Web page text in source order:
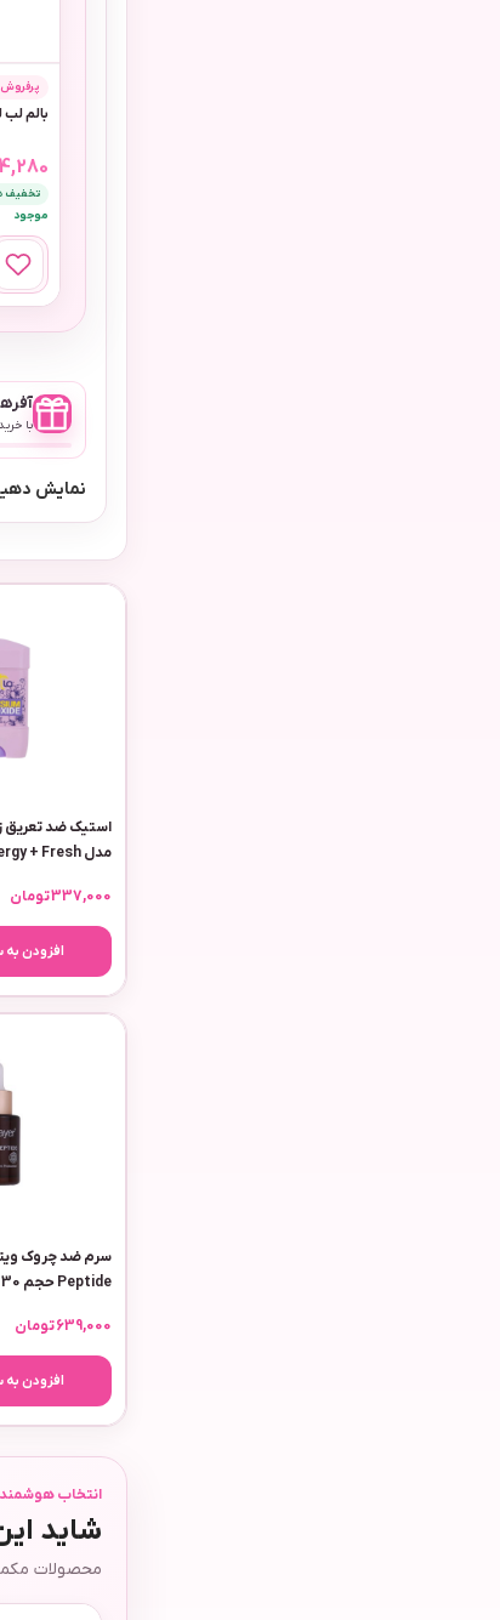
پرفروش
بالم لب
تخفیف
موجود
با
نمایش
مدل Energy + Fresh
337,000تومان
افزودن به
Peptide حجم 30 میلی‌لیتر
639,000تومان
افزودن به
انتخاب هوشمند
شاید
محصولات